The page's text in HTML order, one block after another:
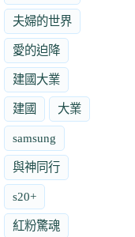
夫婦的世界
愛的迫降
建國大業
建國 大業
samsung
與神同行
s20+
紅粉驚魂